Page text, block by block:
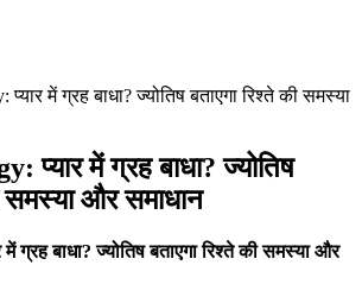
में ग्रह बाधा? ज्योतिष बताएगा रिश्ते की समस्या
प्यार में ग्रह बाधा? ज्योतिष
समस्या और समाधान
ग्रह बाधा? ज्योतिष बताएगा रिश्ते की समस्या और